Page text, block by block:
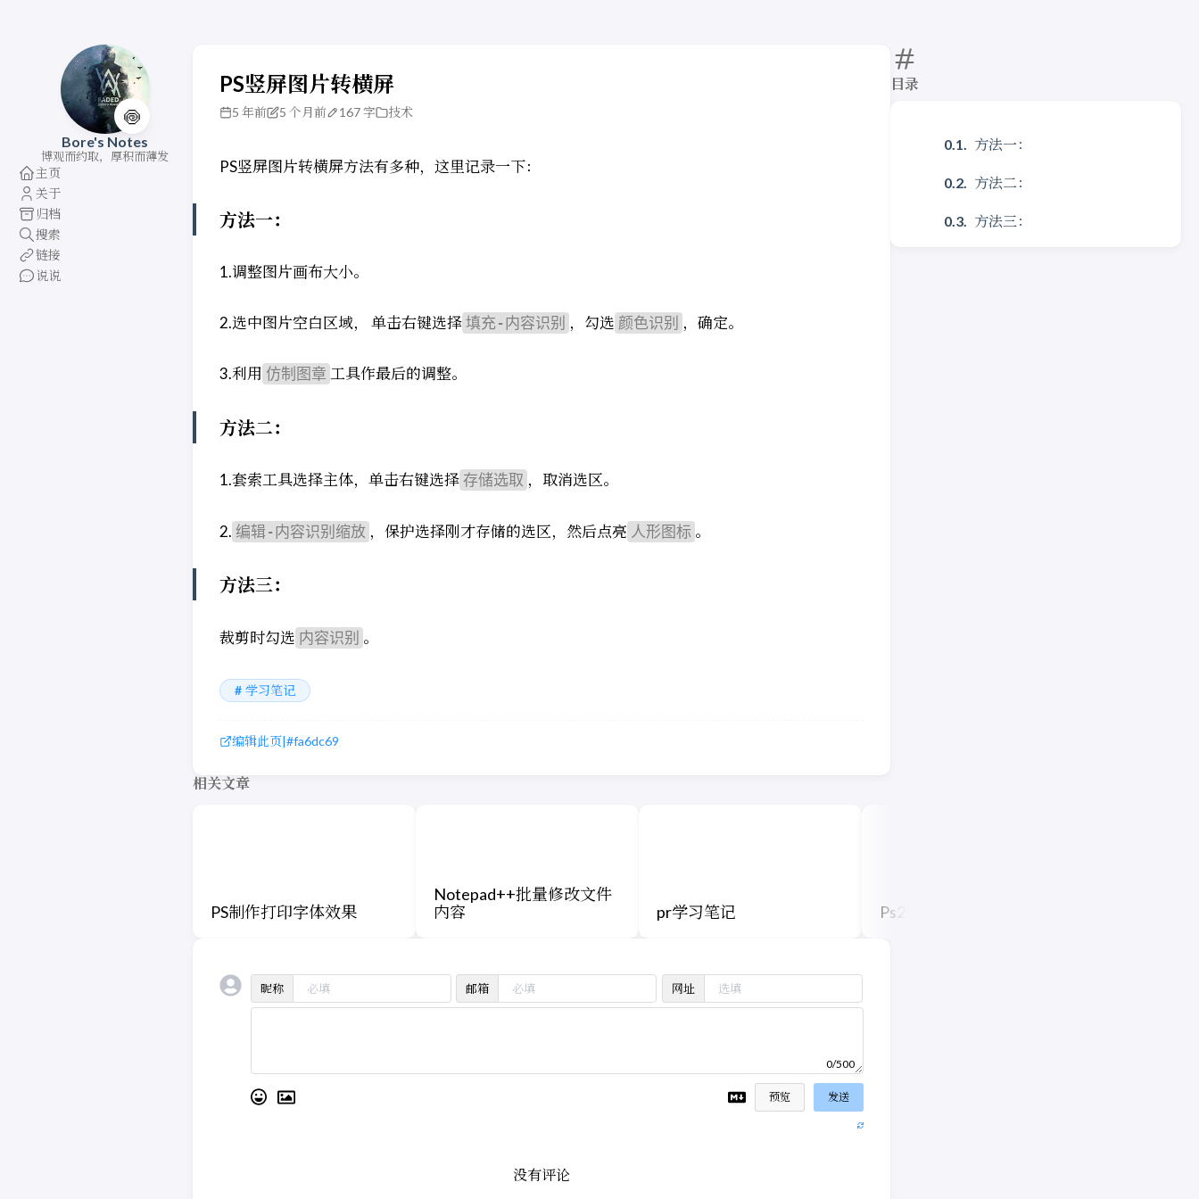
🍥
Bore's Notes
博观而约取，厚积而薄发
主页
关于
归档
搜索
链接
说说
目录
方法一：
方法二：
方法三：
PS竖屏图片转横屏
5 年前 5 个月前 167 字 技术
PS竖屏图片转横屏方法有多种，这里记录一下：
方法一：
1.调整图片画布大小。
2.选中图片空白区域， 单击右键选择 填充-内容识别 ，勾选 颜色识别 ，确定。
3.利用 仿制图章 工具作最后的调整。
方法二：
1.套索工具选择主体，单击右键选择 存储选取 ，取消选区。
2. 编辑-内容识别缩放 ，保护选择刚才存储的选区，然后点亮 人形图标 。
方法三：
裁剪时勾选 内容识别 。
学习笔记
编辑此页|#fa6dc69
相关文章
PS制作打印字体效果
Notepad++批量修改文件
内容
pr学习笔记 Ps2020更换照片底色
昵称 邮箱 网址
0/500
预览 发送
没有评论